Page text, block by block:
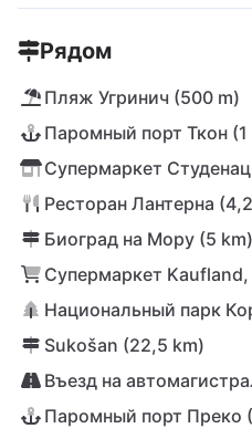
Рядом
Пляж Угринич (500 m)
Паромный порт Ткон (1
Супермаркет
Ресторан Лантерна
Биоград на Мору (5 km)
Супермаркет
Национальный парк
Sukošan (22,5 km)
Въезд на
Паромный порт Преко